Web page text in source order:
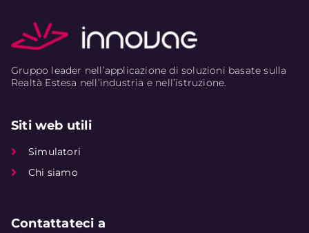
Gruppo leader nell’applicazione di soluzioni basate sulla
Realtà Estesa nell’industria e nell’istruzione.
Siti web utili
Simulatori
Chi siamo
Contattateci a